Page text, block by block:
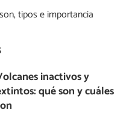
tipos e importancia
inactivos y
qué son y cuáles